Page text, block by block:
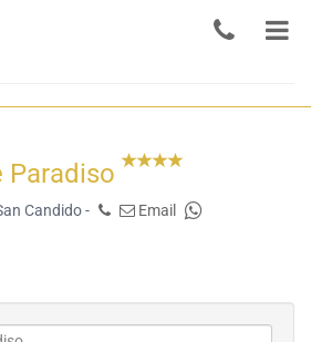
Paradiso
Candido -
Email